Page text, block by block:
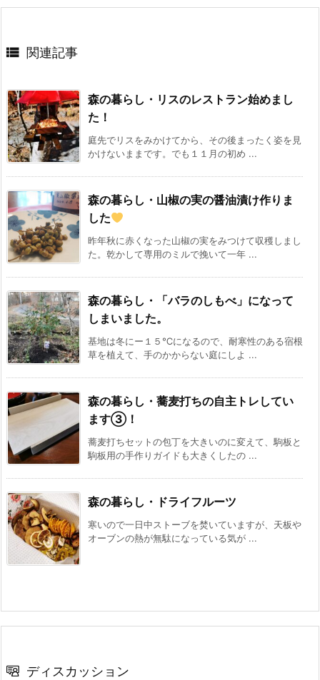
 関連記事
森の暮らし・リスのレストラン始めまし
た！
庭先でリスをみかけてから、その後まったく姿を見
かけないままです。でも１１月の初め ...
森の暮らし・山椒の実の醤油漬け作りま
した
昨年秋に赤くなった山椒の実をみつけて収穫しまし
た。乾かして専用のミルで挽いて一年 ...
森の暮らし・「バラのしもべ」になって
しまいました。
基地は冬にー１５℃になるので、耐寒性のある宿根
草を植えて、手のかからない庭にしよ ...
森の暮らし・蕎麦打ちの自主トレしてい
ます③！
蕎麦打ちセットの包丁を大きいのに変えて、駒板と
駒板用の手作りガイドも大きくしたの ...
森の暮らし・ドライフルーツ
寒いので一日中ストーブを焚いていますが、天板や
オーブンの熱が無駄になっている気が ...
ディスカッション